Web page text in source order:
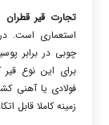
تجارت قیر قطران
استعماری است.
چوبی در برابر
برای این نوع
فولادی یا آهنی
زمینه کاملا قابل